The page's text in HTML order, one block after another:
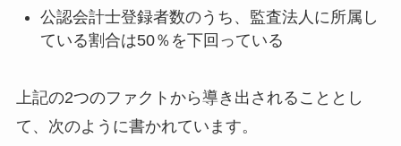
公認会計士登録者数のうち、監査法人に所属し
ている割合は50％を下回っている
上記の2つのファクトから導き出されることとし
て、次のように書かれています。